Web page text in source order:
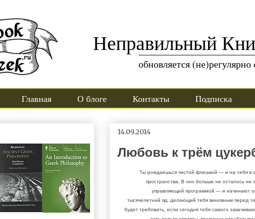
Неправильный
обновляется (не)регулярно
Главная О блоге Контакты Подписка
14.09.2014
Любовь к трём
Ты рождаешься чистой флешкой — и на тебя в
пространства. В них больше не осталось ни
управляющей программой — и начинают
тысячелетний яд, делающий тебя виновным перед
будет требовать, если сегодня тебя самого